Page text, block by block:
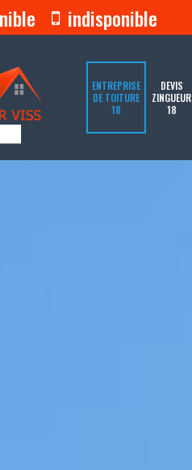
indisponible
ENTREPRISE
DE TOITURE
18
DEVIS
ZINGUEUR
18